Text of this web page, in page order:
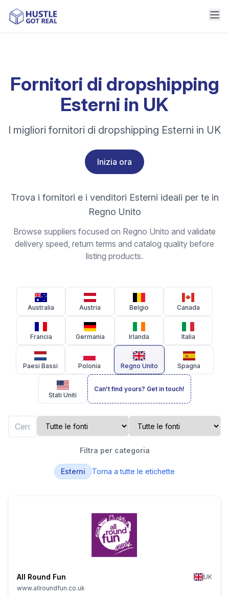
Fornitori di dropshipping
Esterni in UK
I migliori fornitori di dropshipping Esterni in UK
Inizia ora
Trova i fornitori e i venditori Esterni ideali per te in
Regno Unito
Browse suppliers focused on Regno Unito and validate
delivery speed, return terms and catalog quality before
listing products.
Australia Austria Belgio Canada
Francia Germania Irlanda Italia
Paesi Bassi Polonia Regno Unito Spagna
Stati Uniti
Can't find yours? Get in touch!
Filtra per categoria
Esterni Torna a tutte le etichette
All Round Fun
UK
www.allroundfun.co.uk